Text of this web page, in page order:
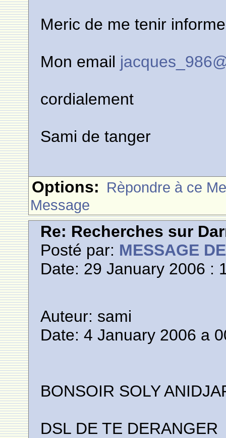
Meric de me tenir
Mon email
cordialement
Sami de tanger
Options: Rèpondre à ce
Message
Re: Recherches sur
Posté par: MESSAGE
Date: 29 January 2006 :
Auteur: sami
Date: 4 January 2006 a
BONSOIR SOLY
DSL DE TE DERANGER